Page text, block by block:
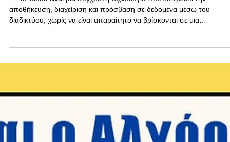
Τι είναι το Cloud;
☁️ Το Cloud είναι μια σύγχρονη τεχνολογία που επιτρέπει την
στον υπολογιστή ή το κινητό μας, φιλοξενούνται σε ασφαλείς
Αυτό σημαίνει ότι μπορούμε να έχου